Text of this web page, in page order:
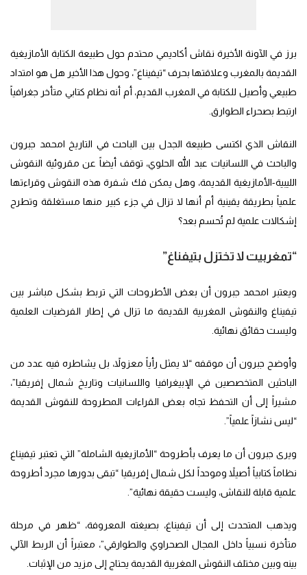
برز في الآونة الأخيرة نقاش أكاديمي محتدم حول طبيعة الكتابة الأمازيغية
القديمة بالمغرب وعلاقتها بحرف “تيفيناغ”، وحول هذا الأخير هل هو امتداد
طبيعي وأصيل للكتابة في المغرب القديم، أم أنه نظام كتابي متأخر جغرافياً
ارتبط بصحراء الطوارق.
النقاش الذي اكتسى طبيعة الجدل بين الباحث في التاريخ امحمد جبرون
والباحث في اللسانيات عبد الله الحلوي، توقف أيضاً عن مقروئية النقوش
الليبية-الأمازيغية القديمة، وهل يمكن فك شفرة هذه النقوش وقراءتها
علمياً بطريقة يقينية أم أنها لا تزال في جزء كبير منها مستغلقة وتطرح
إشكالات علمية لم تُحسم بعد؟
“تمغربيت لا تختزل بتيفناغ”
ويعتبر امحمد جبرون أن بعض الأطروحات التي تربط بشكل مباشر بين
تيفيناغ والنقوش المغربية القديمة ما تزال في إطار الفرضيات العلمية
وليست حقائق نهائية.
وأوضح جبرون أن موقفه “لا يمثل رأياً معزولاً، بل يشاطره فيه عدد من
الباحثين المتخصصين في الإبيغرافيا واللسانيات وتاريخ شمال إفريقيا”،
مشيراً إلى أن التحفظ تجاه بعض القراءات المطروحة للنقوش القديمة
“ليس نشازاً علمياً”.
ويرى جبرون أن ما يعرف بأطروحة “الأمازيغية الشاملة” التي تعتبر تيفيناغ
نظاماً كتابياً أصيلاً وموحداً لكل شمال إفريقيا “تبقى بدورها مجرد أطروحة
علمية قابلة للنقاش، وليست حقيقة نهائية”.
ويذهب المتحدث إلى أن تيفيناغ، بصيغته المعروفة، “ظهر في مرحلة
متأخرة نسبياً داخل المجال الصحراوي والطوارقي”، معتبراً أن الربط الآلي
بينه وبين مختلف النقوش المغربية القديمة يحتاج إلى مزيد من الإثبات.